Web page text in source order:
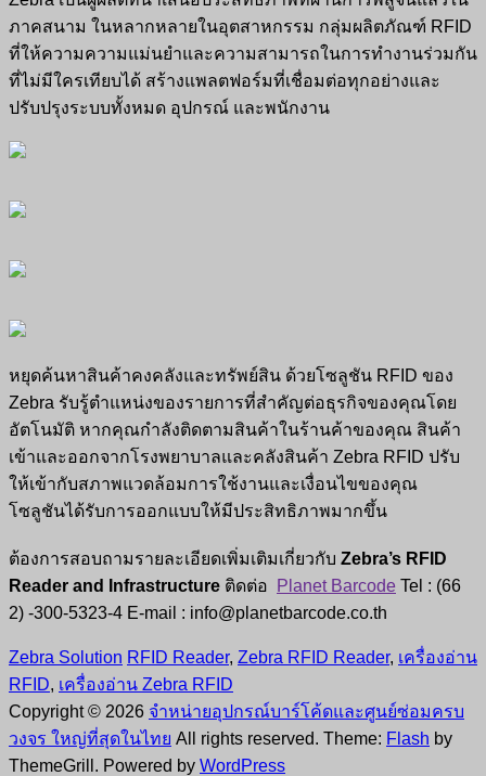
ภาคสนาม ในหลากหลายในอุตสาหกรรม กลุ่มผลิตภัณฑ์ RFID
ที่ให้ความความแม่นยำและความสามารถในการทำงานร่วมกัน
ที่ไม่มีใครเทียบได้ สร้างแพลตฟอร์มที่เชื่อมต่อทุกอย่างและ
ปรับปรุงระบบทั้งหมด อุปกรณ์ และพนักงาน
หยุดค้นหาสินค้าคงคลังและทรัพย์สิน ด้วยโซลูชัน RFID ของ
Zebra รับรู้ตำแหน่งของรายการที่สำคัญต่อธุรกิจของคุณโดย
อัตโนมัติ หากคุณกำลังติดตามสินค้าในร้านค้าของคุณ สินค้า
เข้าและออกจากโรงพยาบาลและคลังสินค้า Zebra RFID ปรับ
ให้เข้ากับสภาพแวดล้อมการใช้งานและเงื่อนไขของคุณ
โซลูชันได้รับการออกแบบให้มีประสิทธิภาพมากขึ้น
ต้องการสอบถามรายละเอียดเพิ่มเติมเกี่ยวกับ Zebra’s RFID
Reader and Infrastructure ติดต่อ Planet Barcode Tel : (66
2) -300-5323-4 E-mail : info@planetbarcode.co.th
Zebra Solution RFID Reader, Zebra RFID Reader, เครื่องอ่าน
RFID, เครื่องอ่าน Zebra RFID
Copyright © 2026 จำหน่ายอุปกรณ์บาร์โค้ดและศูนย์ซ่อมครบ
วงจร ใหญ่ที่สุดในไทย All rights reserved. Theme: Flash by
ThemeGrill. Powered by WordPress